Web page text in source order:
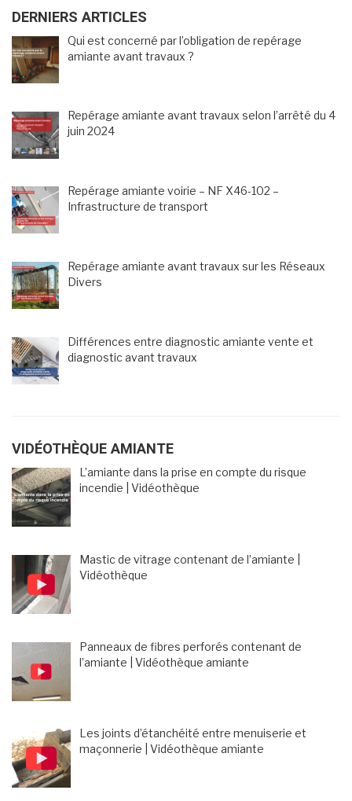
DERNIERS ARTICLES
Qui est concerné par l’obligation de repérage
amiante avant travaux ?
Repérage amiante avant travaux selon l’arrêté du 4
juin 2024
Repérage amiante voirie – NF X46-102 –
Infrastructure de transport
Repérage amiante avant travaux sur les Réseaux
Divers
Différences entre diagnostic amiante vente et
diagnostic avant travaux
VIDÉOTHÈQUE AMIANTE
L’amiante dans la prise en compte du risque
incendie | Vidéothèque
Mastic de vitrage contenant de l’amiante |
Vidéothèque
Panneaux de fibres perforés contenant de
l’amiante | Vidéothèque amiante
Les joints d’étanchéité entre menuiserie et
maçonnerie | Vidéothèque amiante